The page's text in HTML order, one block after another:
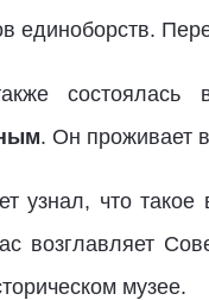
единоборств.
состоялась
. Он проживает
узнал, что
возглавляет
музее.